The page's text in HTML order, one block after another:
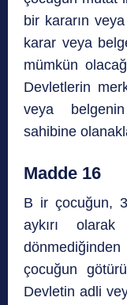
bir kararın
karar veya
mümkün
Devletlerin
veya
sahibine
Madde 16
B ir çocuğun,
aykırı
çocuğun
Devletin adli